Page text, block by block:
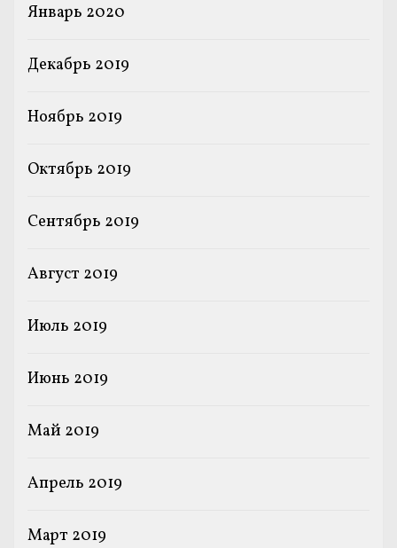
Январь 2020
Декабрь 2019
Ноябрь 2019
Октябрь 2019
Сентябрь 2019
Август 2019
Июль 2019
Июнь 2019
Май 2019
Апрель 2019
Март 2019